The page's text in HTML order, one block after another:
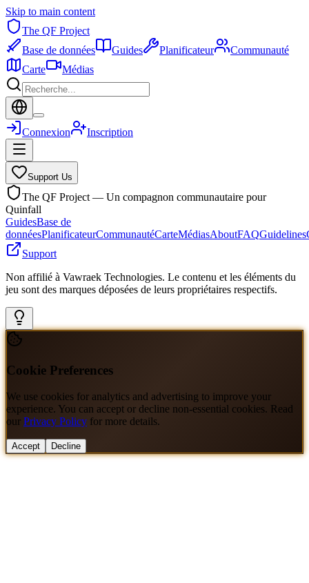
Skip to main content
The QF Project
Base de données
Guides Planificateur
Communauté
Carte
Médias
Connexion Inscription
Support Us
The QF Project — Un compagnon communautaire pour
Quinfall
GuidesBase de
donnéesPlanificateurCommunautéCarteMédiasAboutFAQGuidelines
Support
Non affilié à Vawraek Technologies. Le contenu et les éléments du
jeu sont des marques déposées de leurs propriétaires respectifs.
Cookie Preferences
We use cookies for analytics and advertising to improve your
experience. You can accept or decline non-essential cookies. Read
our Privacy Policy for more details.
Accept Decline